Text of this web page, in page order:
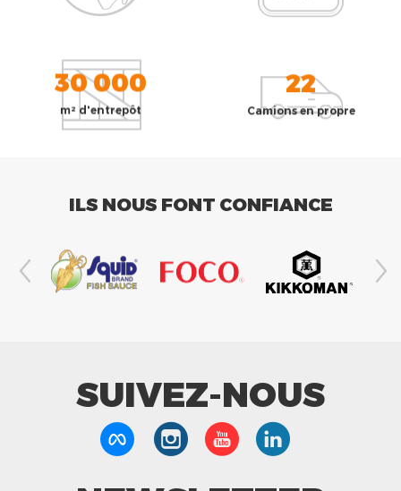
30 000
m² d'entrepôt
22
Camions en propre
ILS NOUS FONT CONFIANCE
SUIVEZ-NOUS